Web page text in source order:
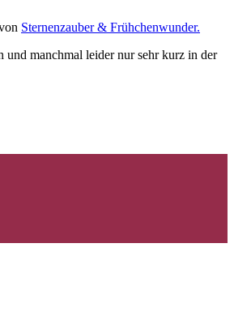
Sternenzauber & Frühchenwunder.
manchmal leider nur sehr kurz in der